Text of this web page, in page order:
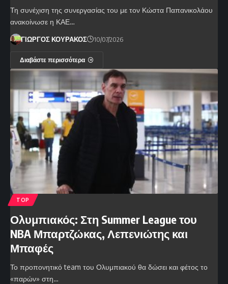
Τη συνέχιση της συνεργασίας του με τον Κώστα Παπανικολάου
ανακοίνωσε η ΚΑΕ…
ΓΙΩΡΓΟΣ ΚΟΥΡΑΚΟΣ 10/07/2026
Διαβάστε περισσότερα
TOP
Ολυμπιακός: Στη Summer League του
NBA Μπαρτζώκας, Λεπενιώτης και
Μπαφές
Το προπονητικό team του Ολυμπιακού θα δώσει και φέτος το
«παρών» στη…